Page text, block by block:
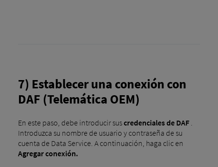
7) Establecer una conexión con
DAF (Telemática OEM)
En este paso, debe introducir suscredenciales de DAF.
Introduzca su nombre de usuario y contraseña de su
cuenta de Data Service. A continuación, haga clic en
Agregar conexión.